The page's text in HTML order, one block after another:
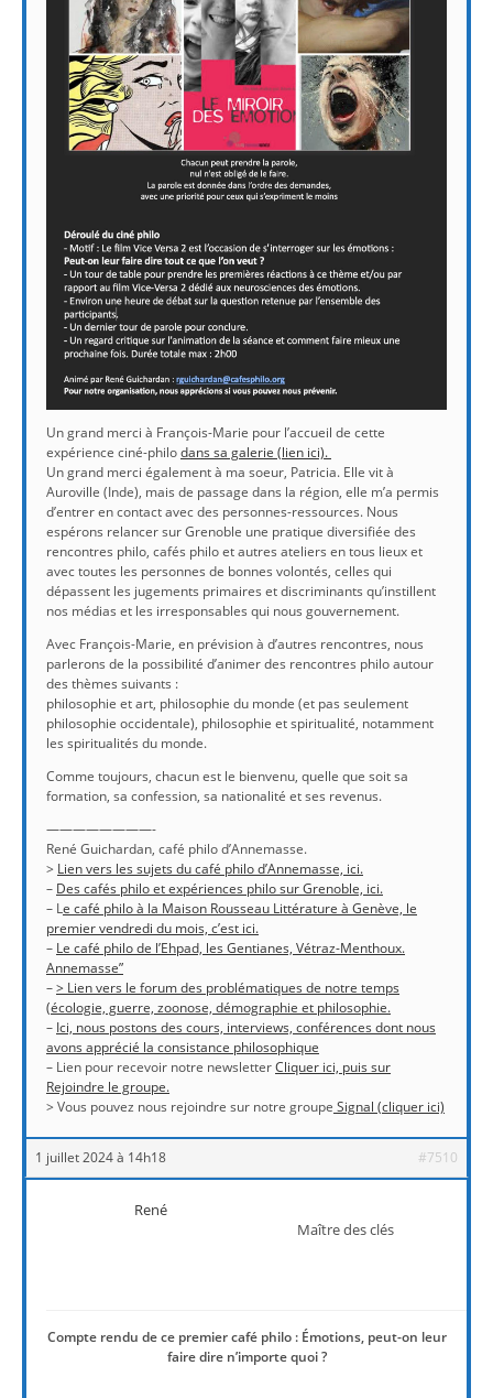
Un grand merci à François-Marie pour l’accueil de cette
expérience ciné-philodans sa galerie (lien ici).
Un grand merci également à ma soeur, Patricia. Elle vit à
Auroville (Inde), mais de passage dans la région, elle m’a permis
d’entrer en contact avec des personnes-ressources. Nous
espérons relancer sur Grenoble une pratique diversifiée des
rencontres philo, cafés philo et autres ateliers en tous lieux et
avec toutes les personnes de bonnes volontés, celles qui
dépassent les jugements primaires et discriminants qu’instillent
nos médias et les irresponsables qui nous gouvernement.
Avec François-Marie, en prévision à d’autres rencontres, nous
parlerons de la possibilité d’animer des rencontres philo autour
des thèmes suivants :
philosophie et art, philosophie du monde (et pas seulement
philosophie occidentale), philosophie et spiritualité, notamment
les spiritualités du monde.
Comme toujours, chacun est le bienvenu, quelle que soit sa
formation, sa confession, sa nationalité et ses revenus.
————————-
René Guichardan, café philo d’Annemasse.
> Lien vers les sujets du café philo d’Annemasse, ici.
– Des cafés philo et expériences philo sur Grenoble, ici.
– Le café philo à la Maison Rousseau Littérature à Genève, le
premier vendredi du mois, c’est ici.
– Le café philo de l’Ehpad, les Gentianes, Vétraz-Menthoux.
Annemasse”
–> Lien vers le forum des problématiques de notre temps
(écologie, guerre, zoonose, démographie et philosophie.
– Ici, nous postons des cours, interviews, conférences dont nous
avons apprécié la consistance philosophique
– Lien pour recevoir notre newsletterCliquer ici, puis sur
Rejoindre le groupe.
> Vous pouvez nous rejoindre sur notre groupe Signal (cliquer ici)
1 juillet 2024 à 14h18 #7510
René
Maître des clés
Compte rendu de ce premier café philo : Émotions, peut-on leur
faire dire n’importe quoi ?